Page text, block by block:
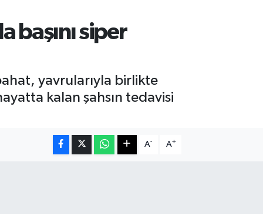
başını siper
yavrularıyla birlikte
kalan şahsın tedavisi
A- A+